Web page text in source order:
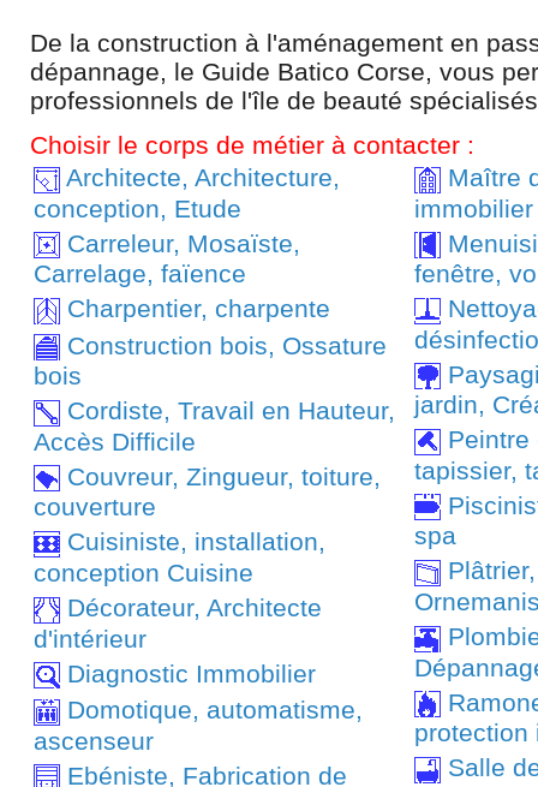
De la construction à l'aménagement en
dépannage, le Guide Batico Corse, vous
professionnels de l'île de beauté
Choisir le corps de métier à contacter :
Architecte, Architecture,
conception, Etude
Carreleur, Mosaïste,
Carrelage, faïence
Charpentier, charpente
Construction bois, Ossature
bois
Cordiste, Travail en Hauteur,
Accès Difficile
Couvreur, Zingueur, toiture,
couverture
Cuisiniste, installation,
conception Cuisine
Décorateur, Architecte
d'intérieur
Diagnostic Immobilier
Domotique, automatisme,
ascenseur
Ebéniste, Fabrication de
Maître
immobilier
fenêtre,
jardin,
Peintre
tapissier,
spa
protection
Salle